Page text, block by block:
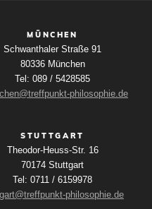
MÜNCHEN
Schwanthaler Straße 91
80336 München
Tel: 089 / 5428585
philosophie.de
STUTTGART
Theodor-Heuss-Str. 16
70174 Stuttgart
Tel: 0711 / 6159978
philosophie.de